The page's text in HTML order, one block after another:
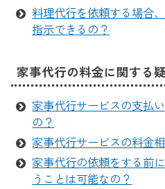
料理代行を依頼する場合
指示できるの？
家事代行の料金に関する
家事代行サービスの支払
の？
家事代行サービスの料金
家事代行の依頼をする前
うことは可能なの？